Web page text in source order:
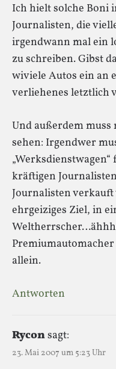
Ich hielt solche
Journalisten, die
irgendwann mal ein
zu schreiben. Gibst
wiviele Autos ein an
verliehenes letztlich
Und außerdem muss
sehen: Irgendwer
kräftigen
Journalisten
ehrgeiziges Ziel, in
allein.
Antworten
Ryconsagt:
23. Mai 2007 um 5:23 Uhr